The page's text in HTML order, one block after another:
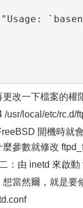
一下檔案的權限
local/etc/rc.d/
開機時就會
參數就修改
由 inetd 來啟動
然爾，就是要修